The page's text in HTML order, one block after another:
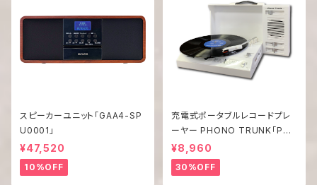
スピーカーユニット「GAA4-SP
U0001」
¥47,520
10%OFF
充電式ポータブルレコードプレ
ーヤー PHONO TRUNK「PT-
02」
¥8,960
30%OFF